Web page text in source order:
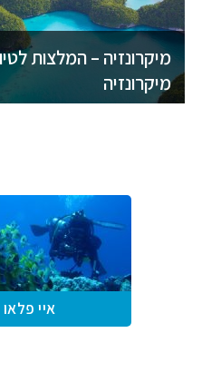
מיקרונזיה – המלצות
מיקרונזיה
איי פלאו